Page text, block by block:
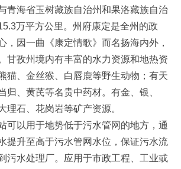
青海省玉树藏族自治州和果洛藏族自治
万平方公里。州府康定是全州的政
，因一曲《康定情歌》而名扬海内外，
甘孜州境内有丰富的水力资源和地热资
猫、金丝猴、白唇鹿等野生动物；有天
归、黄芪等名贵中药材。有金、银、
理石、花岗岩等矿产资源。
可以用于地势低于污水管网的地方，通
提升至高于污水管网水位，保证污水流
污水处理厂。应用于市政工程、工业或